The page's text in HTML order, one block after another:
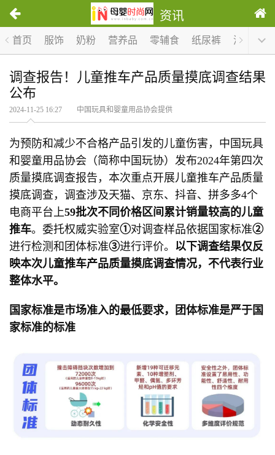
资讯
首页 服饰 奶粉 营养品 零辅食 纸尿裤 洗护
调查报告！儿童推车产品质量摸底调查结果
公布
2024-11-25 16:27 中国玩具和婴童用品协会提供
为预防和减少不合格产品引发的儿童伤害，中国玩具
和婴童用品协会（简称中国玩协）发布2024年第四次
质量摸底调查报告，本次重点开展儿童推车产品质量
摸底调查，调查涉及天猫、京东、抖音、拼多多4个
电商平台上59批次不同价格区间 累计销量较高的儿童
推车。委托权威实验室①对调查样品依据国家标准②
进行检测和团体标准③进行评价。 以下调查结果仅反
映本次儿童推车产品质量摸底调查情况，不代表行业
整体水平。
国家标准是市场准入的最低要求，团体标准是严于国
家标准的标准